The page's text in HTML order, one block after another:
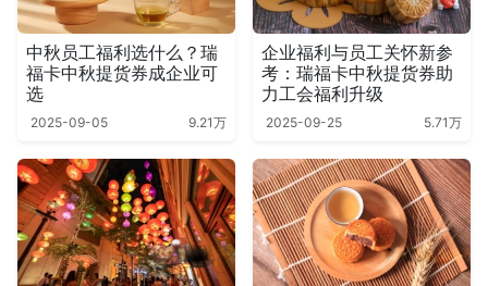
中秋员工福利选什么？瑞
福卡中秋提货券成企业可
选
2025-09-05 9.21万
企业福利与员工关怀新参
考：瑞福卡中秋提货券助
力工会福利升级
2025-09-25 5.71万